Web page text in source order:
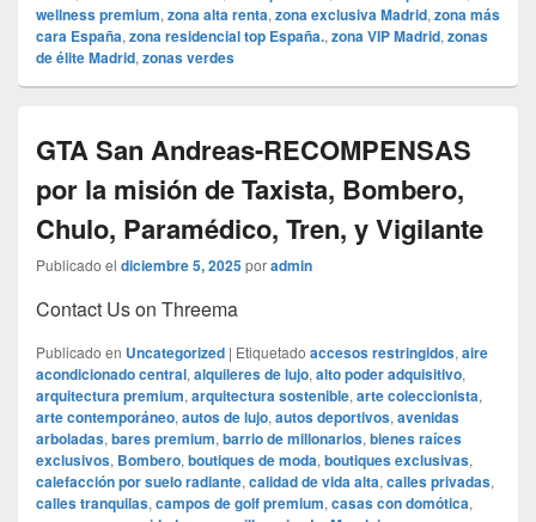
wellness premium, zona alta renta, zona exclusiva Madrid, zona más
cara España, zona residencial top España., zona VIP Madrid, zonas
de élite Madrid, zonas verdes
GTA San Andreas-RECOMPENSAS
por la misión de Taxista, Bombero,
Chulo, Paramédico, Tren, y Vigilante
Publicado el diciembre 5, 2025poradmin
Contact Us on Threema
Publicado en Uncategorized | Etiquetado accesos restringidos, aire
acondicionado central, alquileres de lujo, alto poder adquisitivo,
arquitectura premium, arquitectura sostenible, arte coleccionista,
arte contemporáneo, autos de lujo, autos deportivos, avenidas
arboladas, bares premium, barrio de millonarios, bienes raíces
exclusivos, Bombero, boutiques de moda, boutiques exclusivas,
calefacción por suelo radiante, calidad de vida alta, calles privadas,
calles tranquilas, campos de golf premium, casas con domótica,